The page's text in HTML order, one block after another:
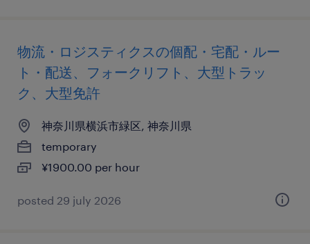
物流・ロジスティクスの個配・宅配・ルー
ト・配送、フォークリフト、大型トラッ
ク、大型免許
神奈川県横浜市緑区, 神奈川県
temporary
¥1900.00 per hour
posted 29 july 2026